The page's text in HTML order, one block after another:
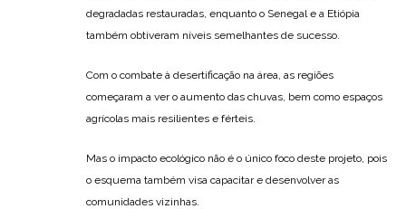
degradadas restauradas, enquanto o Senegal e a Etiópia
também obtiveram níveis semelhantes de sucesso.
Com o combate à desertificação na área, as regiões
começaram a ver o aumento das chuvas, bem como espaços
agrícolas mais resilientes e férteis.
Mas o impacto ecológico não é o único foco deste projeto, pois
o esquema também visa capacitar e desenvolver as
comunidades vizinhas.